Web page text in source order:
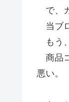
で、
当ブ
もう
商品
悪い。